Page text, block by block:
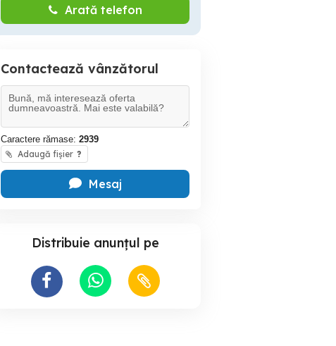
Arată telefon
Contactează vânzătorul
Caractere rămase: 2939
Adaugă fișier ?
Mesaj
Distribuie anunțul pe